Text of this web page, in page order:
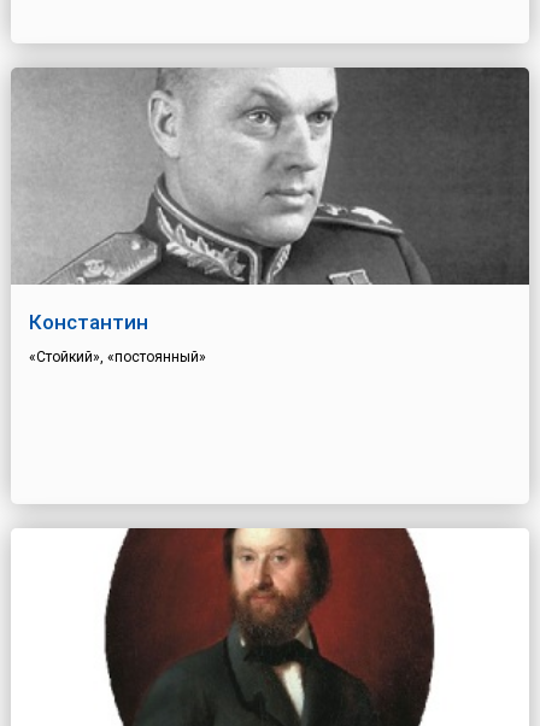
Константин
«Стойкий», «постоянный»